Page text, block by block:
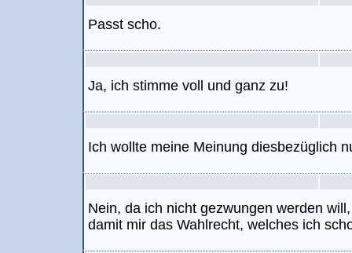
Passt scho.
Ja, ich stimme voll und ganz zu!
Ich wollte meine Meinung diesbezüglich
Nein, da ich nicht gezwungen werden
damit mir das Wahlrecht, welches ich